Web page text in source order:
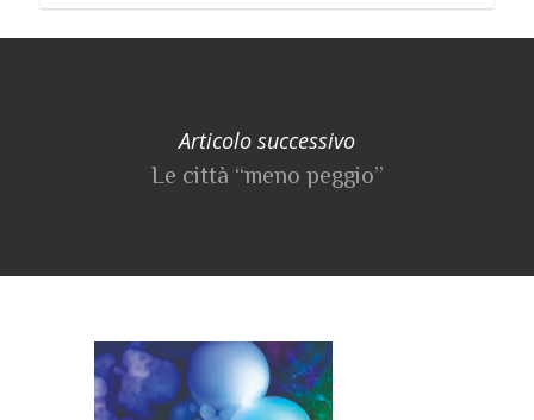
Articolo successivo
Le città “meno peggio”